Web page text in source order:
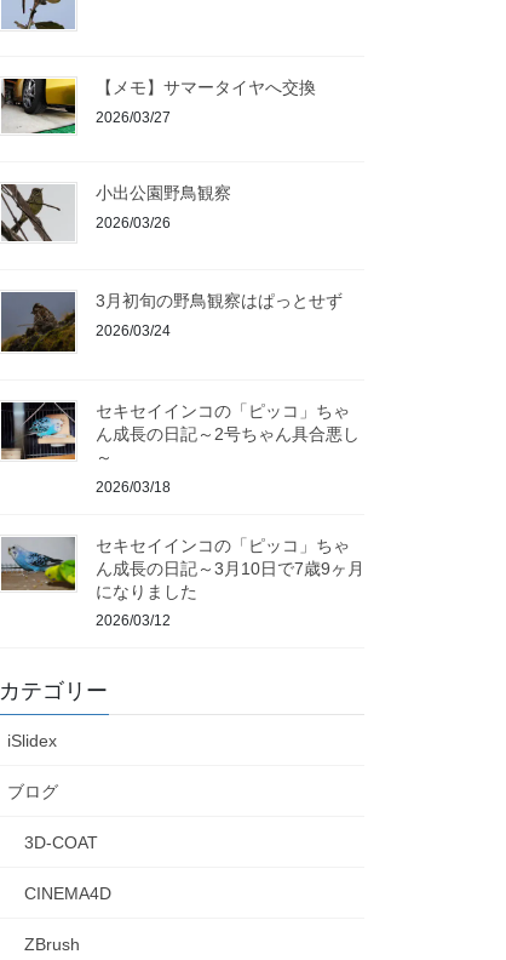
【メモ】サマータイヤへ交換
2026/03/27
小出公園野鳥観察
2026/03/26
3月初旬の野鳥観察はぱっとせず
2026/03/24
セキセイインコの「ピッコ」ちゃ
ん成長の日記～2号ちゃん具合悪し
～
2026/03/18
セキセイインコの「ピッコ」ちゃ
ん成長の日記～3月10日で7歳9ヶ月
になりました
2026/03/12
カテゴリー
iSlidex
ブログ
3D-COAT
CINEMA4D
ZBrush